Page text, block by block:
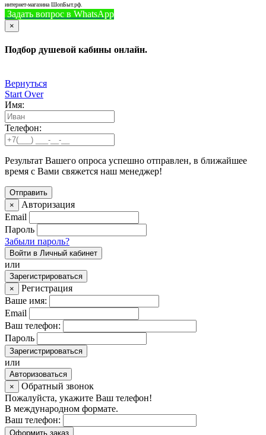
интернет-магазина ШопБыт.рф.
Задать вопрос в WhatsApp
×
Подбор душевой кабины онлайн.
Вернуться
Start Over
Имя:
Телефон:
Результат Вашего опроса успешно отправлен, в ближайшее
время с Вами свяжется наш менеджер!
×
Авторизация
Email
Пароль
Забыли пароль?
Войти в Личный кабинет
или
Зарегистрироваться
×
Регистрация
Ваше имя:
Email
Ваш телефон:
Пароль
Зарегистрироваться
или
Авторизоваться
×
Обратный звонок
Пожалуйста, укажите Ваш телефон!
В международном формате.
Ваш телефон:
Оформить заказ